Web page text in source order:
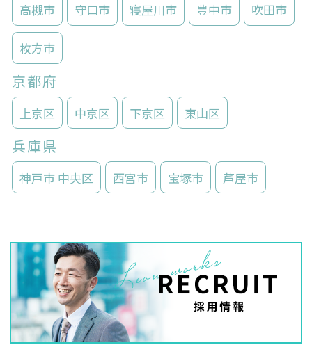
高槻市 守口市 寝屋川市 豊中市 吹田市
枚方市
京都府
上京区 中京区 下京区 東山区
兵庫県
神戸市 中央区 西宮市 宝塚市 芦屋市